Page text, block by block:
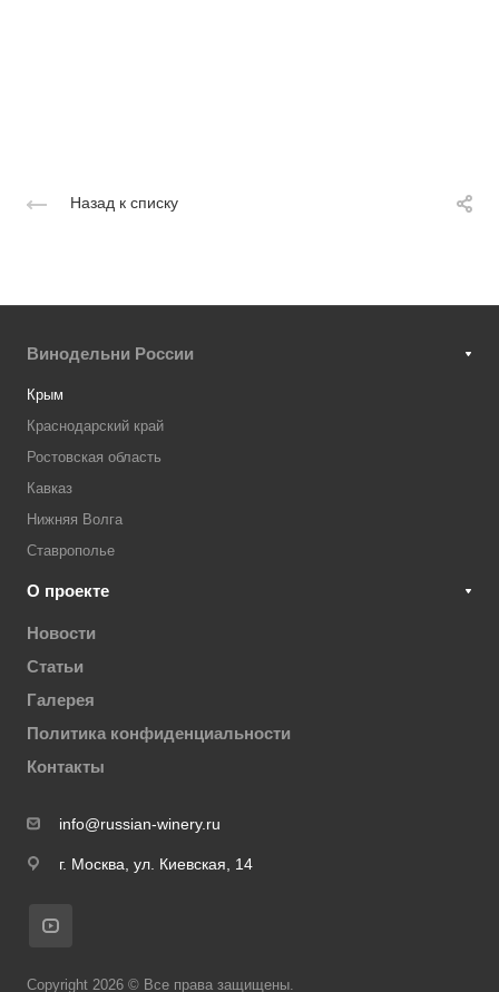
Назад к списку
Винодельни России
Крым
Краснодарский край
Ростовская область
Кавказ
Нижняя Волга
Ставрополье
О проекте
Новости
Статьи
Галерея
Политика конфиденциальности
Контакты
info@russian-winery.ru
г. Москва, ул. Киевская, 14
Copyright 2026 © Все права защищены.